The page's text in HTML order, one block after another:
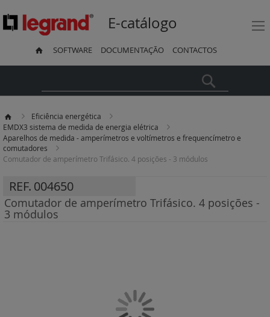
E-catálogo
SOFTWARE DOCUMENTAÇÃO CONTACTOS
Eficiência energética
EMDX3 sistema de medida de energia elétrica
Aparelhos de medida - amperímetros e voltímetros e frequencímetro e
comutadores
Comutador de amperímetro Trifásico. 4 posições - 3 módulos
REF. 004650
Comutador de amperímetro Trifásico. 4 posições -
3 módulos